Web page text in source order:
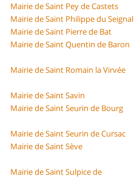
Mairie de Saint Pey de Castets
Mairie de Saint Philippe du Seignal
Mairie de Saint Pierre de Bat
Mairie de Saint Quentin de Baron
Mairie de Saint Romain la Virvée
Mairie de Saint Savin
Mairie de Saint Seurin de Bourg
Mairie de Saint Seurin de Cursac
Mairie de Saint Sève
Mairie de Saint Sulpice de